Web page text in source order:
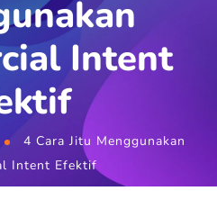
Intent
4 Cara Jitu Menggunakan
Intent Efektif